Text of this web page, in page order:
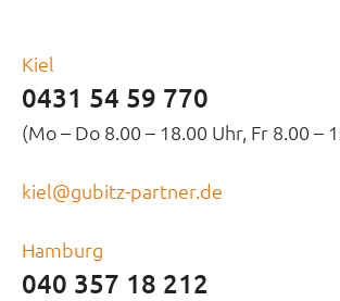
Kiel
0431 54 59 770
(Mo – Do 8.00 – 18.00 Uhr, Fr 8.00 –
kiel@gubitz-partner.de
Hamburg
040 357 18 212